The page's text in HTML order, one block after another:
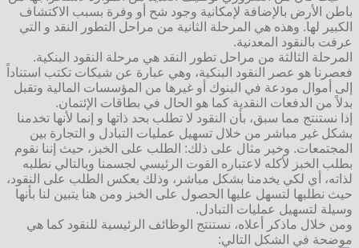
باطن الأرض بالإضافة لإمكانية وجود شح أو وفرة بسبب الاكتشاف
الكبير لها. وهذه هي المرحلة الثانية من مراحل التطور النقد و التي
عرفت بالنقود المعدنية.
المرحلة الثالثة من مراحل تطور النقد هي مرحلة النقود البنكية.
فعصرنا هو عصر النقود البنكية، وهي عبارة عن شيكات تكتب استناداً
إلى أموال مودعة في البنوك أو غيرها من المؤسسات المالية وتقبل
بدلاً من الدفعات النقدية كما هو الحال في بطاقات الإئتمان.
إذا نستنتج مما سبق، بأن النقود لا تطلب بحد ذاتها و إنما لأنها تخدمنا
بشكل غير مباشر من خلال تسهيل عمليات التبادل و التجارة بين
المجتمعات. وخير مثال على ذلك: الطلب على الخبز، حيث إننا نقوم
بطلب الخبز لأكله لاعتباره القوت الرئيسي لجسمنا وبالتالي نطلبه
لذاته، أي لكي يخدمنا بشكل مباشر، وذلك بعكس الطلب على النقود،
حيث نطلبها لتسهل عليها الحصول على الخبز ومن هنا يتبين لنا بأنها
وسيلة لتسهيل عمليات التبادل.
ومن خلال ماذكر أعلاه، نستنتج الوظائف الرئيسية للنقود كما هي
موضحة في الشكل التالي: